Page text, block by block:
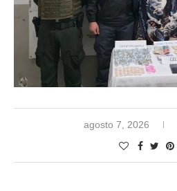
agosto 7, 2026